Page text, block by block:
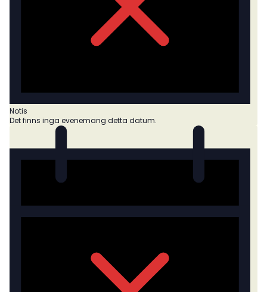
Notis
Det finns inga evenemang detta datum.